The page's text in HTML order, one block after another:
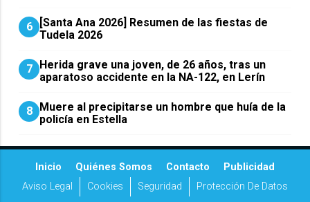
6
[Santa Ana 2026] Resumen de las fiestas de
Tudela 2026
7 Herida grave una joven, de 26 años, tras un
aparatoso accidente en la NA-122, en Lerín
8 Muere al precipitarse un hombre que huía de la
policía en Estella
Inicio Quiénes Somos Contacto
Publicidad
Aviso Legal
Cookies Seguridad Protección De Datos